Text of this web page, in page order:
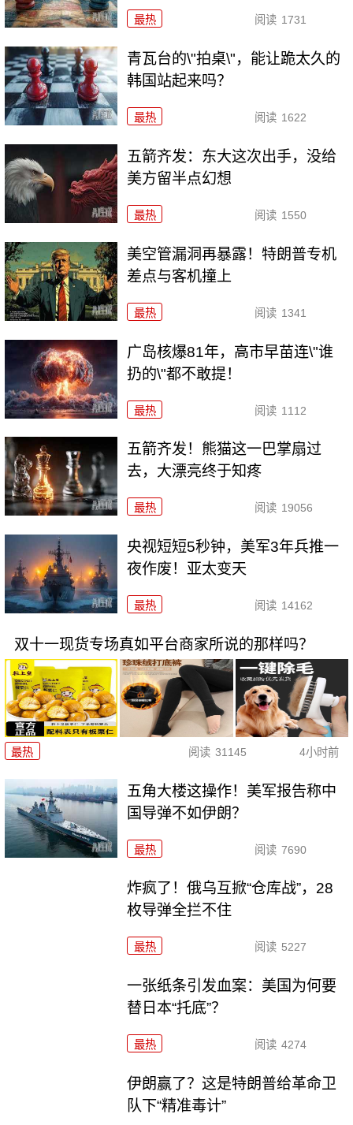
最热 阅读 1731
青瓦台的\"拍桌\"，能让跪太久的
韩国站起来吗？
最热 阅读 1622
五箭齐发：东大这次出手，没给
美方留半点幻想
最热 阅读 1550
美空管漏洞再暴露！特朗普专机
差点与客机撞上
最热 阅读 1341
广岛核爆81年，高市早苗连\"谁
扔的\"都不敢提！
最热 阅读 1112
五箭齐发！熊猫这一巴掌扇过
去，大漂亮终于知疼
最热 阅读 19056
央视短短5秒钟，美军3年兵推一
夜作废！亚太变天
最热 阅读 14162
双十一现货专场真如平台商家所说的那样吗？
最热 阅读 31145 4小时前
五角大楼这操作！美军报告称中
国导弹不如伊朗？
最热 阅读 7690
炸疯了！俄乌互掀“仓库战”，28
枚导弹全拦不住
最热 阅读 5227
一张纸条引发血案：美国为何要
替日本“托底”？
最热 阅读 4274
伊朗赢了？这是特朗普给革命卫
队下“精准毒计”